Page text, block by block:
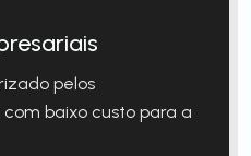
pelos
baixo custo para a